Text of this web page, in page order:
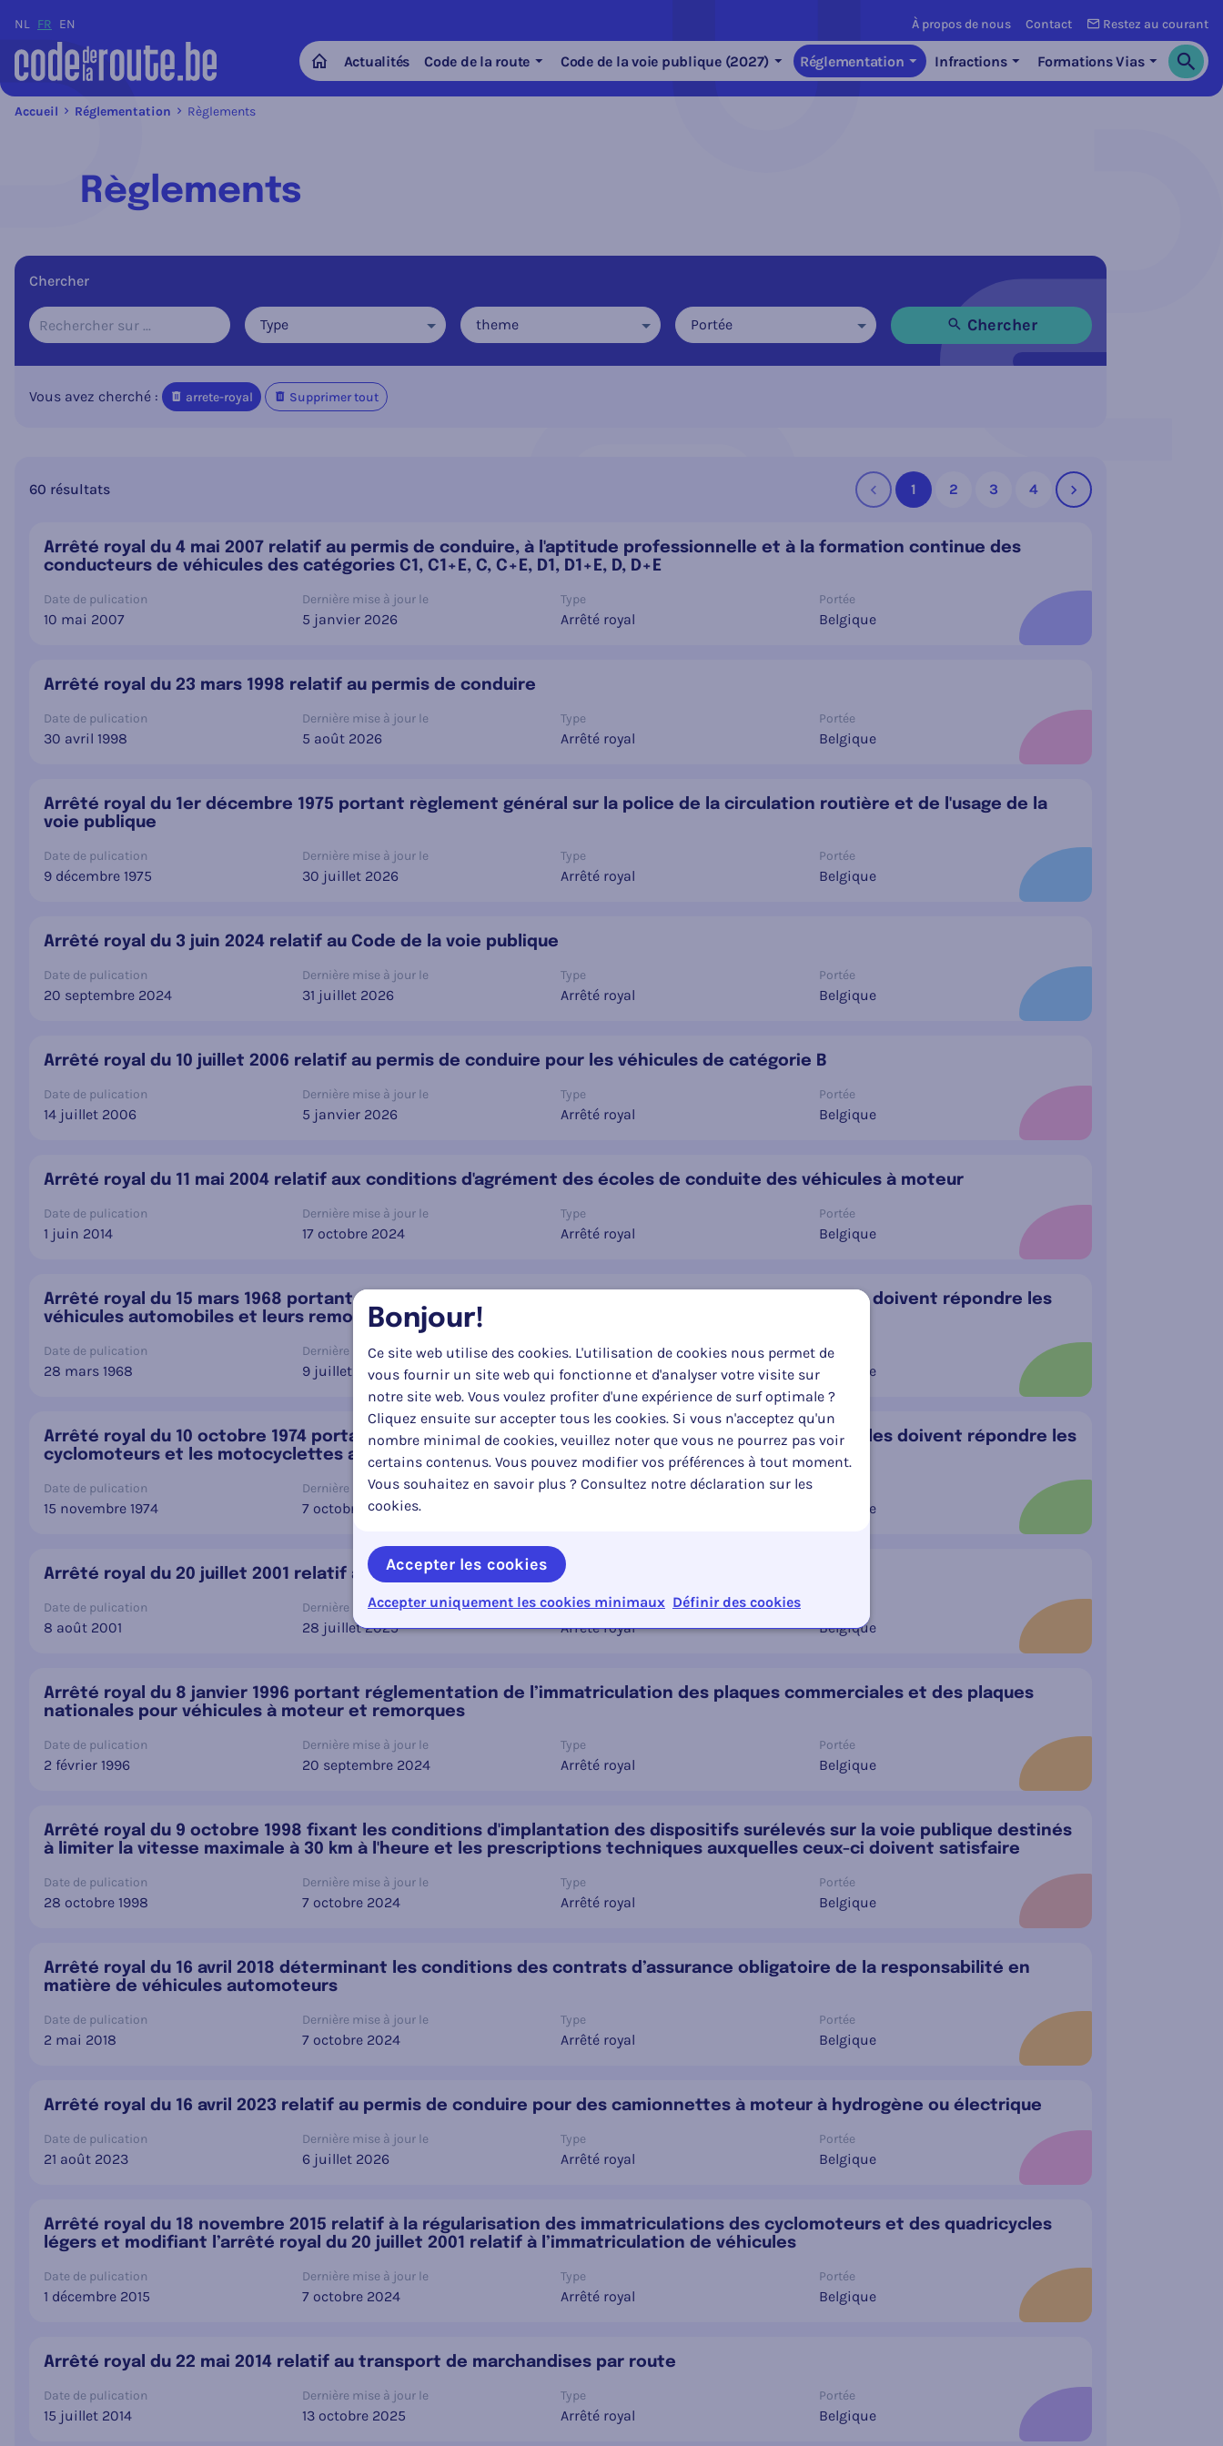
NL FR EN À propos de nous Contact Restez au courant
HomeActualités Code de la route Code de la voie publique (2027) Réglementation Infractions Formations Vias
Accueil Réglementation Règlements
Règlements
Chercher
Type theme Portée Chercher
Vous avez cherché : arrete-royal Supprimer tout
60 résultats Précédent
1 2 3 4 Suivant
Arrêté royal du 4 mai 2007 relatif au permis de conduire, à l'aptitude professionnelle et à la formation continue des
conducteurs de véhicules des catégories C1, C1+E, C, C+E, D1, D1+E, D, D+E
Date de pulication
10 mai 2007
Dernière mise à jour le
5 janvier 2026
Type
Arrêté royal
Portée
Belgique
Arrêté royal du 23 mars 1998 relatif au permis de conduire
Date de pulication
30 avril 1998
Dernière mise à jour le
5 août 2026
Type
Arrêté royal
Portée
Belgique
Arrêté royal du 1er décembre 1975 portant règlement général sur la police de la circulation routière et de l'usage de la
voie publique
Date de pulication
9 décembre 1975
Dernière mise à jour le
30 juillet 2026
Type
Arrêté royal
Portée
Belgique
Arrêté royal du 3 juin 2024 relatif au Code de la voie publique
Date de pulication
20 septembre 2024
Dernière mise à jour le
31 juillet 2026
Type
Arrêté royal
Portée
Belgique
Arrêté royal du 10 juillet 2006 relatif au permis de conduire pour les véhicules de catégorie B
Date de pulication
14 juillet 2006
Dernière mise à jour le
5 janvier 2026
Type
Arrêté royal
Portée
Belgique
Arrêté royal du 11 mai 2004 relatif aux conditions d'agrément des écoles de conduite des véhicules à moteur
Date de pulication
1 juin 2014
Dernière mise à jour le
17 octobre 2024
Type
Arrêté royal
Portée
Belgique
Arrêté royal du 15 mars 1968 portant règlement général sur les conditions techniques auxquelles doivent répondre les
véhicules automobiles et leurs remorques, leurs éléments ainsi que les accessoires de sécurité
Date de pulication
28 mars 1968
Dernière mise à jour le
9 juillet 2026
Type
Arrêté royal
Portée
Belgique
Arrêté royal du 10 octobre 1974 portant règlement général sur les conditions techniques auxquelles doivent répondre les
cyclomoteurs et les motocyclettes ainsi que leurs remorques
Date de pulication
15 novembre 1974
Dernière mise à jour le
7 octobre 2024
Type
Belgique
Arrêté royal du 20 juillet 2001 relatif à l'immatriculation de véhicules
Date de pulication
8 août 2001
Dernière mise à jour le
28 juillet 2025
Type
Arrêté royal Belgique
Arrêté royal du 8 janvier 1996 portant réglementation de l’immatriculation des plaques commerciales et des plaques
nationales pour véhicules à moteur et remorques
Date de pulication
2 février 1996
Dernière mise à jour le
20 septembre 2024
Type
Arrêté royal
Portée
Belgique
Arrêté royal du 9 octobre 1998 fixant les conditions d'implantation des dispositifs surélevés sur la voie publique destinés
à limiter la vitesse maximale à 30 km à l'heure et les prescriptions techniques auxquelles ceux-ci doivent satisfaire
Date de pulication
28 octobre 1998
Dernière mise à jour le
7 octobre 2024
Type
Arrêté royal
Portée
Belgique
Arrêté royal du 16 avril 2018 déterminant les conditions des contrats d’assurance obligatoire de la responsabilité en
matière de véhicules automoteurs
Date de pulication
2 mai 2018
Dernière mise à jour le
7 octobre 2024
Type
Arrêté royal
Portée
Belgique
Arrêté royal du 16 avril 2023 relatif au permis de conduire pour des camionnettes à moteur à hydrogène ou électrique
Date de pulication
21 août 2023
Dernière mise à jour le
6 juillet 2026
Type
Arrêté royal
Portée
Belgique
Arrêté royal du 18 novembre 2015 relatif à la régularisation des immatriculations des cyclomoteurs et des quadricycles
légers et modifiant l’arrêté royal du 20 juillet 2001 relatif à l’immatriculation de véhicules
Date de pulication
1 décembre 2015
Dernière mise à jour le
7 octobre 2024
Type
Arrêté royal
Portée
Belgique
Arrêté royal du 22 mai 2014 relatif au transport de marchandises par route
Date de pulication
15 juillet 2014
Dernière mise à jour le
13 octobre 2025
Type
Arrêté royal
Portée
Belgique
Bonjour!
Ce site web utilise des cookies. L'utilisation de cookies nous permet de
vous fournir un site web qui fonctionne et d'analyser votre visite sur
notre site web. Vous voulez profiter d'une expérience de surf optimale ?
Cliquez ensuite sur accepter tous les cookies. Si vous n'acceptez qu'un
nombre minimal de cookies, veuillez noter que vous ne pourrez pas voir
certains contenus. Vous pouvez modifier vos préférences à tout moment.
Vous souhaitez en savoir plus ? Consultez notre déclaration sur les
cookies.
Accepter les cookies
Accepter uniquement les cookies minimaux Définir des cookies